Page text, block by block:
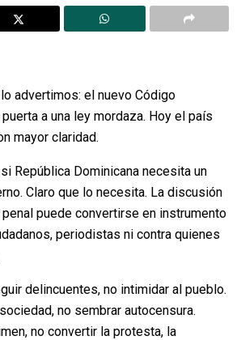
advertimos: el nuevo Código
a una ley mordaza. Hoy el país
mayor claridad.
República Dominicana necesita un
Claro que lo necesita. La discusión
puede convertirse en instrumento
periodistas ni contra quienes
delincuentes, no intimidar al pueblo.
no sembrar autocensura.
no convertir la protesta, la